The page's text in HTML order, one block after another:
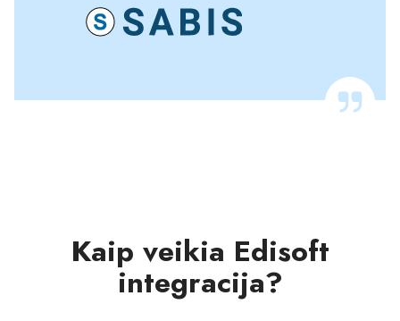
Kaip veikia Edisoft
integracija?